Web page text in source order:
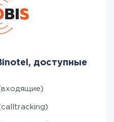
доступные